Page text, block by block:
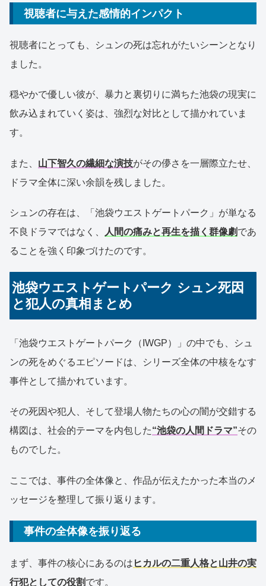
視聴者に与えた感情的インパクト
視聴者にとっても、シュンの死は忘れがたいシーンとなり
ました。
穏やかで優しい彼が、暴力と裏切りに満ちた池袋の現実に
飲み込まれていく姿は、強烈な対比として描かれていま
す。
また、 山下智久の繊細な演技がその儚さを一層際立たせ、
ドラマ全体に深い余韻を残しました。
シュンの存在は、「池袋ウエストゲートパーク」が単なる
不良ドラマではなく、
人間の痛みと再生を描く群像劇 であ
ることを強く印象づけたのです。
池袋ウエストゲートパーク シュン死因
と犯人の真相まとめ
「池袋ウエストゲートパーク（IWGP）」の中でも、シュ
ンの死をめぐるエピソードは、シリーズ全体の中核をなす
事件として描かれています。
その死因や犯人、そして登場人物たちの心の闇が交錯する
構図は、社会的テーマを内包した“池袋の人間ドラマ”その
ものでした。
ここでは、事件の全体像と、作品が伝えたかった本当のメ
ッセージを整理して振り返ります。
事件の全体像を振り返る
まず、事件の核心にあるのは ヒカルの二重人格と山井の実
行犯としての役割です。